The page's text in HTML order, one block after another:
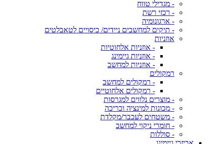
- מגדילי טווח
- רכזי רשת
- ארגונומיה
- תיקים למחשבים ניידים/ כיסויים לטאבלטים
אוזניות
- אוזניות אלחוטיות
- אוזניות גיימינג
- אוזניות למחשב
רמקולים
- רמקולים למחשב
- רמקולים אלחוטיים
- מוצרים נלווים למגרסות
- מכונות למינציה וכריכה
- משטחים לעכבר/מקלדת
- חומרי ניקוי למחשב
- סוללות